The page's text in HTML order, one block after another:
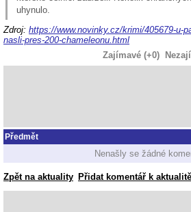
uhynulo.
Zdroj: https://www.novinky.cz/krimi/405679-u-
nasli-pres-200-chameleonu.html
Zajímavé (+0)
Předmět
Nenašly se žádné
Zpět na aktuality Přidat komentář k aktualitě